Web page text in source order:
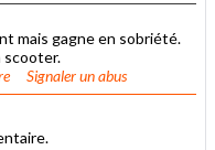
mais gagne en sobriété.
scooter.
Signaler un abus